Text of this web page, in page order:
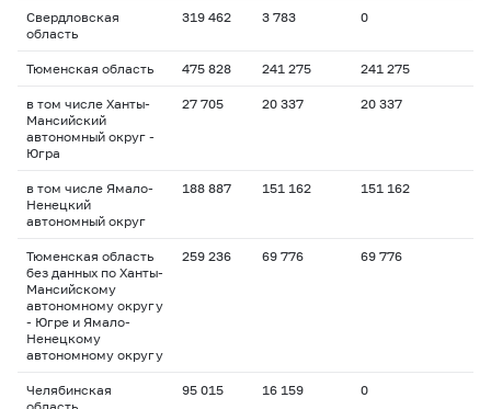
Свердловская
область
319 462 3 783 0
Тюменская область 475 828 241 275 241 275
в том числе Ханты-
Мансийский
автономный округ -
Югра
27 705 20 337 20 337
в том числе Ямало-
Ненецкий
автономный округ
188 887 151 162 151 162
Тюменская область
без данных по Ханты-
Мансийскому
автономному округу
- Югре и Ямало-
Ненецкому
автономному округу
259 236 69 776 69 776
Челябинская
95 015 16 159 0